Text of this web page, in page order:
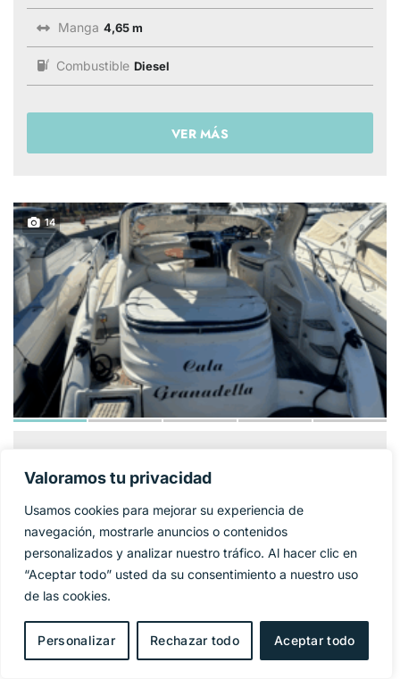
Valoramos tu privacidad
Usamos cookies para mejorar su experiencia de
navegación, mostrarle anuncios o contenidos
personalizados y analizar nuestro tráfico. Al hacer clic en
“Aceptar todo” usted da su consentimiento a nuestro uso
de las cookies.
Personalizar Rechazar todo Aceptar todo
Manga 4,65 m
Combustible Diesel
VER MÁS
14
42
Año 2005
11,95 m
Manga 4 m
Combustible Diesel